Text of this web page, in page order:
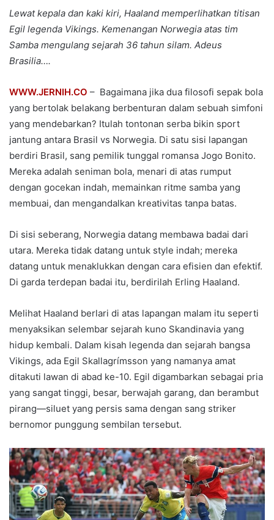
Lewat kepala dan kaki kiri, Haaland memperlihatkan titisan
Egil legenda Vikings. Kemenangan Norwegia atas tim
Samba mengulang sejarah 36 tahun silam. Adeus
Brasilia….
WWW.JERNIH.CO – Bagaimana jika dua filosofi sepak bola
yang bertolak belakang berbenturan dalam sebuah simfoni
yang mendebarkan? Itulah tontonan serba bikin sport
jantung antara Brasil vs Norwegia. Di satu sisi lapangan
berdiri Brasil, sang pemilik tunggal romansa Jogo Bonito.
Mereka adalah seniman bola, menari di atas rumput
dengan gocekan indah, memainkan ritme samba yang
membuai, dan mengandalkan kreativitas tanpa batas.
Di sisi seberang, Norwegia datang membawa badai dari
utara. Mereka tidak datang untuk style indah; mereka
datang untuk menaklukkan dengan cara efisien dan efektif.
Di garda terdepan badai itu, berdirilah Erling Haaland.
Melihat Haaland berlari di atas lapangan malam itu seperti
menyaksikan selembar sejarah kuno Skandinavia yang
hidup kembali. Dalam kisah legenda dan sejarah bangsa
Vikings, ada Egil Skallagrímsson yang namanya amat
ditakuti lawan di abad ke-10. Egil digambarkan sebagai pria
yang sangat tinggi, besar, berwajah garang, dan berambut
pirang—siluet yang persis sama dengan sang striker
bernomor punggung sembilan tersebut.